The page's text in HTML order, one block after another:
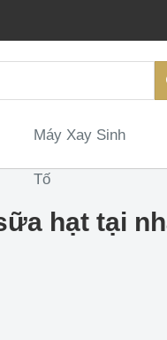
Máy Xay Sinh
Tố
hạt tại